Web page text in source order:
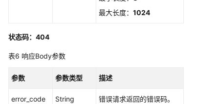
委
权
-
最大长度： 1024
状态码：404
表6 响应Body参数
参数 参数类型 描述
error_code String 错误请求返回的错误码。